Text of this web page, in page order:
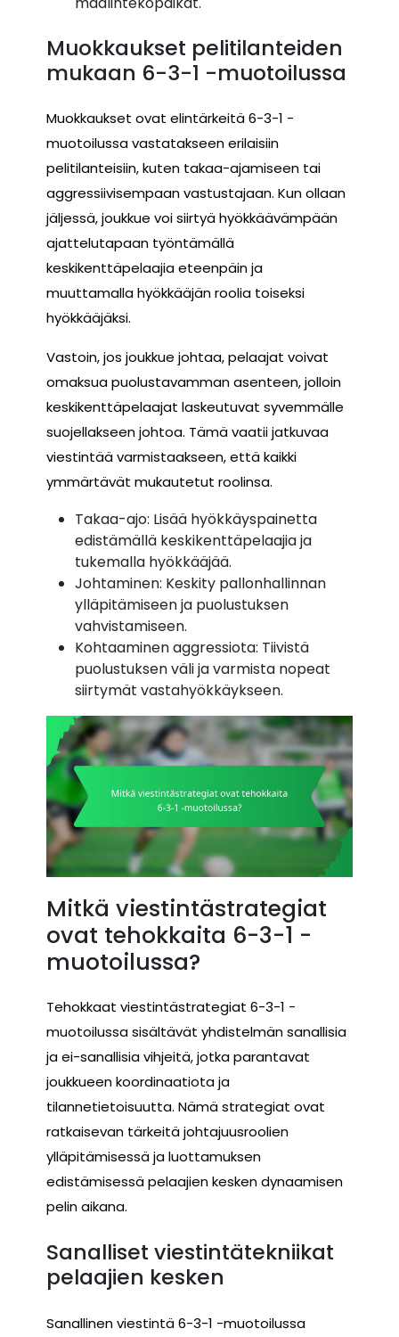
Muokkaukset pelitilanteiden
mukaan 6-3-1 -muotoilussa
Muokkaukset ovat elintärkeitä 6-3-1 -
muotoilussa vastatakseen erilaisiin
pelitilanteisiin, kuten takaa-ajamiseen tai
aggressiivisempaan vastustajaan. Kun ollaan
jäljessä, joukkue voi siirtyä hyökkäävämpään
ajattelutapaan työntämällä
keskikenttäpelaajia eteenpäin ja
muuttamalla hyökkääjän roolia toiseksi
hyökkääjäksi.
Vastoin, jos joukkue johtaa, pelaajat voivat
omaksua puolustavamman asenteen, jolloin
keskikenttäpelaajat laskeutuvat syvemmälle
suojellakseen johtoa. Tämä vaatii jatkuvaa
viestintää varmistaakseen, että kaikki
ymmärtävät mukautetut roolinsa.
Takaa-ajo: Lisää hyökkäyspainetta
edistämällä keskikenttäpelaajia ja
tukemalla hyökkääjää.
Johtaminen: Keskity pallonhallinnan
ylläpitämiseen ja puolustuksen
vahvistamiseen.
Kohtaaminen aggressiota: Tiivistä
puolustuksen väli ja varmista nopeat
siirtymät vastahyökkäykseen.
Mitkä viestintästrategiat
ovat tehokkaita 6-3-1 -
muotoilussa?
Tehokkaat viestintästrategiat 6-3-1 -
muotoilussa sisältävät yhdistelmän sanallisia
ja ei-sanallisia vihjeitä, jotka parantavat
joukkueen koordinaatiota ja
tilannetietoisuutta. Nämä strategiat ovat
ratkaisevan tärkeitä johtajuusroolien
ylläpitämisessä ja luottamuksen
edistämisessä pelaajien kesken dynaamisen
pelin aikana.
Sanalliset viestintätekniikat
pelaajien kesken
Sanallinen viestintä 6-3-1 -muotoilussa